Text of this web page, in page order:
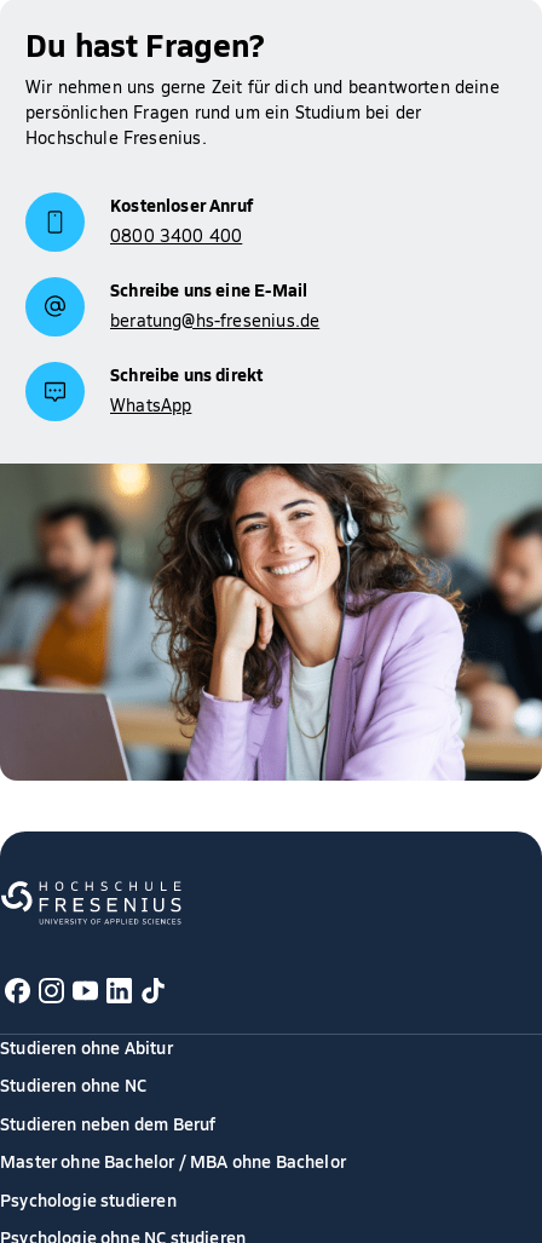
Du hast Fragen?
Wir nehmen uns gerne Zeit für dich und beantworten deine
persönlichen Fragen rund um ein Studium bei der
Hochschule Fresenius.
Kostenloser Anruf
0800 3400 400
Schreibe uns eine E-Mail
beratung@hs-fresenius.de
Schreibe uns direkt
WhatsApp
Studieren ohne Abitur
Studieren ohne NC
Studieren neben dem Beruf
Master ohne Bachelor / MBA ohne Bachelor
Psychologie studieren
Psychologie ohne NC studieren